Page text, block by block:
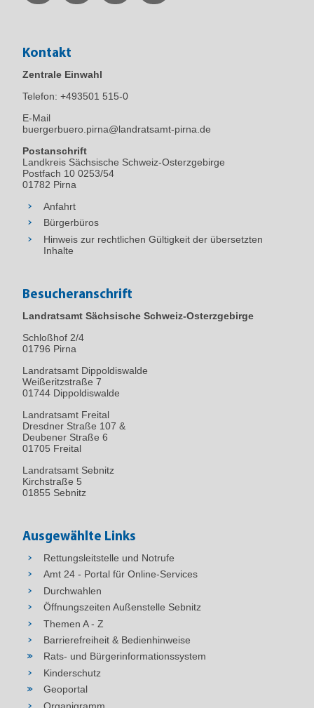
Kontakt
Zentrale Einwahl
Telefon: +493501 515-0
E-Mail
buergerbuero.pirna@landratsamt-pirna.de
Postanschrift
Landkreis Sächsische Schweiz-Osterzgebirge
Postfach 10 0253/54
01782 Pirna
Anfahrt
Bürgerbüros
Hinweis zur rechtlichen Gültigkeit der übersetzten
Inhalte
Besucheranschrift
Landratsamt Sächsische Schweiz-Osterzgebirge
Schloßhof 2/4
01796 Pirna
Landratsamt Dippoldiswalde
Weißeritzstraße 7
01744 Dippoldiswalde
Landratsamt Freital
Dresdner Straße 107 &
Deubener Straße 6
01705 Freital
Landratsamt Sebnitz
Kirchstraße 5
01855 Sebnitz
Ausgewählte Links
Rettungsleitstelle und Notrufe
Amt 24 - Portal für Online-Services
Durchwahlen
Öffnungszeiten Außenstelle Sebnitz
Themen A - Z
Barrierefreiheit & Bedienhinweise
Rats- und Bürgerinformationssystem
Kinderschutz
Geoportal